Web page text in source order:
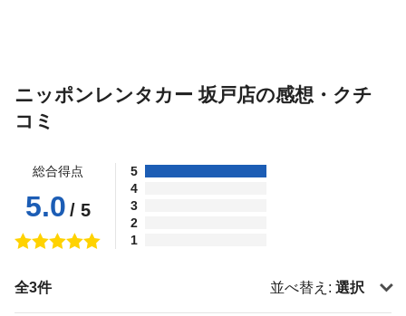
ニッポンレンタカー 坂戸店の感想・クチ
コミ
総合得点
5.0 / 5
5
4
3
2
1
全3件 並べ替え: 選択